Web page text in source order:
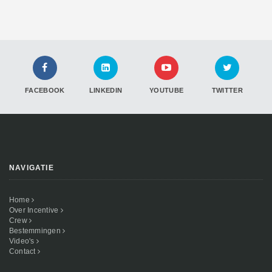
FACEBOOK LINKEDIN YOUTUBE TWITTER
NAVIGATIE
Home
Over Incentive
Crew
Bestemmingen
Video's
Contact